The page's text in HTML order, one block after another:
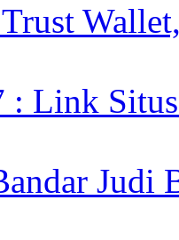
Link Situs
Judi